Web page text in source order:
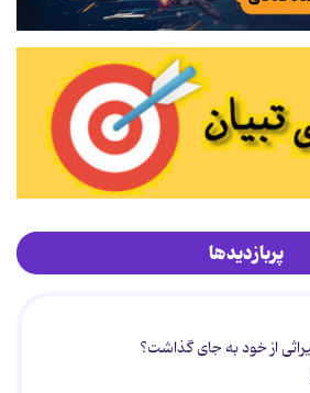
پربازدیدها